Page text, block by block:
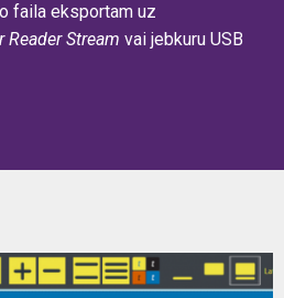
faila eksportam uz
Stream vai jebkuru USB